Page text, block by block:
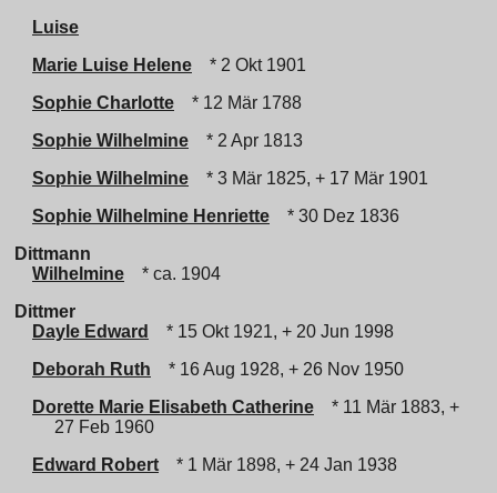
Luise
Marie Luise Helene
* 2 Okt 1901
Sophie Charlotte
* 12 Mär 1788
Sophie Wilhelmine
* 2 Apr 1813
Sophie Wilhelmine
* 3 Mär 1825, + 17 Mär 1901
Sophie Wilhelmine Henriette
* 30 Dez 1836
Dittmann
Wilhelmine
* ca. 1904
Dittmer
Dayle Edward
* 15 Okt 1921, + 20 Jun 1998
Deborah Ruth
* 16 Aug 1928, + 26 Nov 1950
Dorette Marie Elisabeth Catherine
* 11 Mär 1883, +
27 Feb 1960
Edward Robert
* 1 Mär 1898, + 24 Jan 1938